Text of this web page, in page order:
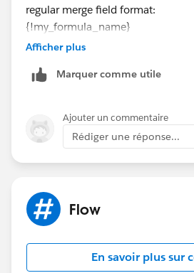
regular merge field format:
{!my_formula_name}
using and whether your flow can
Afficher plus
Marquer comme utile
Ajouter un commentaire
Rédiger une réponse...
Flow
En savoir plus sur